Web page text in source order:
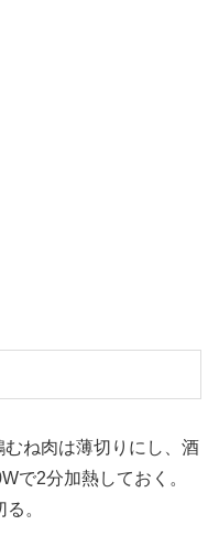
ね肉は薄切りにし、酒
で2分加熱しておく。
。